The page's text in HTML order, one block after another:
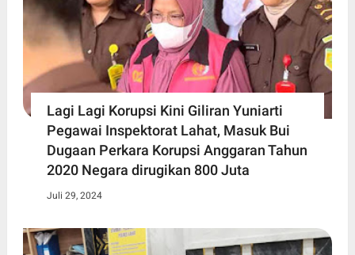
Lagi Lagi Korupsi Kini Giliran Yuniarti
Pegawai Inspektorat Lahat, Masuk Bui
Dugaan Perkara Korupsi Anggaran Tahun
2020 Negara dirugikan 800 Juta
Juli 29, 2024